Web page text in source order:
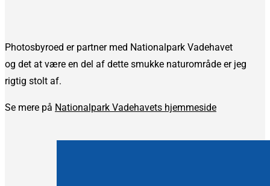
Photosbyroed er partner med Nationalpark Vadehavet
og det at være en del af dette smukke naturområde er jeg
rigtig stolt af.
Se mere på Nationalpark Vadehavets hjemmeside